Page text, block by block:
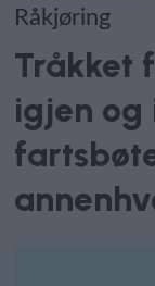
Råkjøring
Tråkket
igjen og